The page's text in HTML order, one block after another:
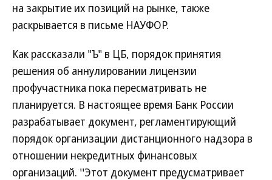
на закрытие их позиций на рынке, также
раскрывается в письме НАУФОР.
Как рассказали "Ъ" в ЦБ, порядок принятия
решения об аннулировании лицензии
профучастника пока пересматривать не
планируется. В настоящее время Банк России
разрабатывает документ, регламентирующий
порядок организации дистанционного надзора в
отношении некредитных финансовых
организаций. ''Этот документ предусматривает